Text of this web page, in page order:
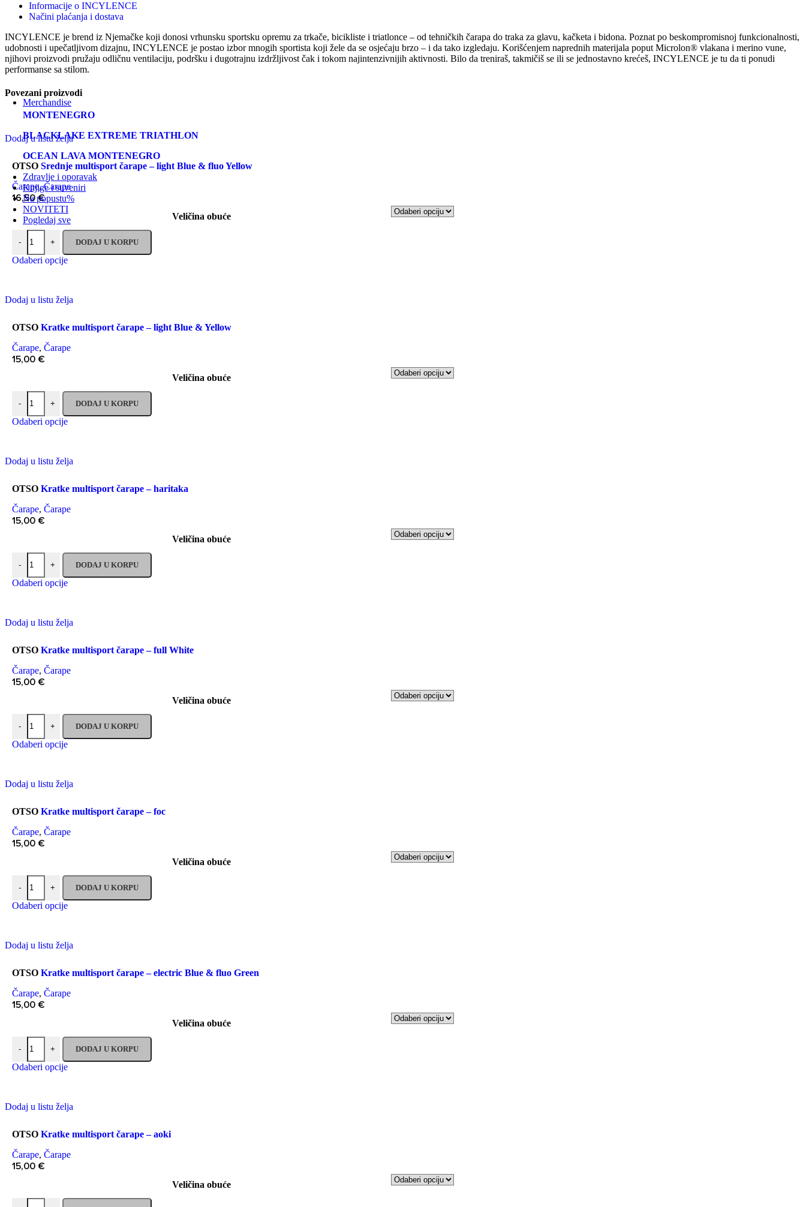
Merchandise
MONTENEGRO
BLACKLAKE EXTREME TRIATHLON
OCEAN LAVA MONTENEGRO
Zdravlje i oporavak
Knjige i suveniri
Na popustu%
NOVITETI
Pogledaj sve
Informacije o INCYLENCE
Načini plaćanja i dostava
INCYLENCE je brend iz Njemačke koji donosi vrhunsku sportsku opremu za trkače, bicikliste i triatlonce – od tehničkih čarapa do traka za glavu, kačketa i bidona. Poznat po beskompromisnoj funkcionalnosti,
udobnosti i upečatljivom dizajnu, INCYLENCE je postao izbor mnogih sportista koji žele da se osjećaju brzo – i da tako izgledaju. Korišćenjem naprednih materijala poput Microlon® vlakana i merino vune,
njihovi proizvodi pružaju odličnu ventilaciju, podršku i dugotrajnu izdržljivost čak i tokom najintenzivnijih aktivnosti. Bilo da treniraš, takmičiš se ili se jednostavno krećeš, INCYLENCE je tu da ti ponudi
performanse sa stilom.
Povezani proizvodi
Dodaj u listu želja
OTSO Srednje multisport čarape – light Blue & fluo Yellow
Čarape, Čarape
16,50€
Veličina obuće
- + DODAJ U KORPU
Odaberi opcije
Dodaj u listu želja
OTSO Kratke multisport čarape – light Blue & Yellow
Čarape, Čarape
15,00 €
Veličina obuće
- + DODAJ U KORPU
Odaberi opcije
Dodaj u listu želja
OTSO Kratke multisport čarape – haritaka
Čarape, Čarape
15,00 €
Veličina obuće
- + DODAJ U KORPU
Odaberi opcije
Dodaj u listu želja
OTSO Kratke multisport čarape – full White
Čarape, Čarape
15,00 €
Veličina obuće
- + DODAJ U KORPU
Odaberi opcije
Dodaj u listu želja
OTSO Kratke multisport čarape – foc
Čarape, Čarape
15,00 €
Veličina obuće
- + DODAJ U KORPU
Odaberi opcije
Dodaj u listu želja
OTSO Kratke multisport čarape – electric Blue & fluo Green
Čarape, Čarape
15,00 €
Veličina obuće
- + DODAJ U KORPU
Odaberi opcije
Dodaj u listu želja
OTSO Kratke multisport čarape – aoki
Čarape, Čarape
15,00 €
Veličina obuće